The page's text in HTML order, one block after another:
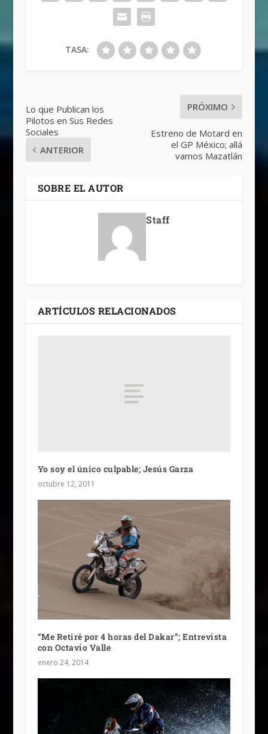
TASA:
Lo que Publican los
Pilotos en Sus Redes
Sociales
ANTERIOR
PRÓXIMO
Estreno de Motard en
el GP México; allá
vamos Mazatlán
SOBRE EL AUTOR
Staff
ARTÍCULOS RELACIONADOS
Yo soy el único culpable; Jesús Garza
octubre 12, 2011
“Me Retiré por 4 horas del Dakar”; Entrevista
con Octavio Valle
enero 24, 2014